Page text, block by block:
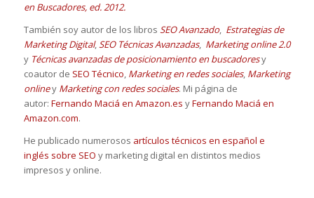
en Buscadores, ed. 2012.
También soy autor de los libros SEO Avanzado, Estrategias de
Marketing Digital,SEO Técnicas Avanzadas, Marketing online 2.0
y Técnicas avanzadas de posicionamiento en buscadoresy
coautor de SEO Técnico, Marketing en redes sociales, Marketing
onliney Marketing con redes sociales. Mi página de
autor: Fernando Maciá en Amazon.es yFernando Maciá en
Amazon.com.
He publicado numerosos artículos técnicos en español e
inglés sobre SEO y marketing digital en distintos medios
impresos y online.